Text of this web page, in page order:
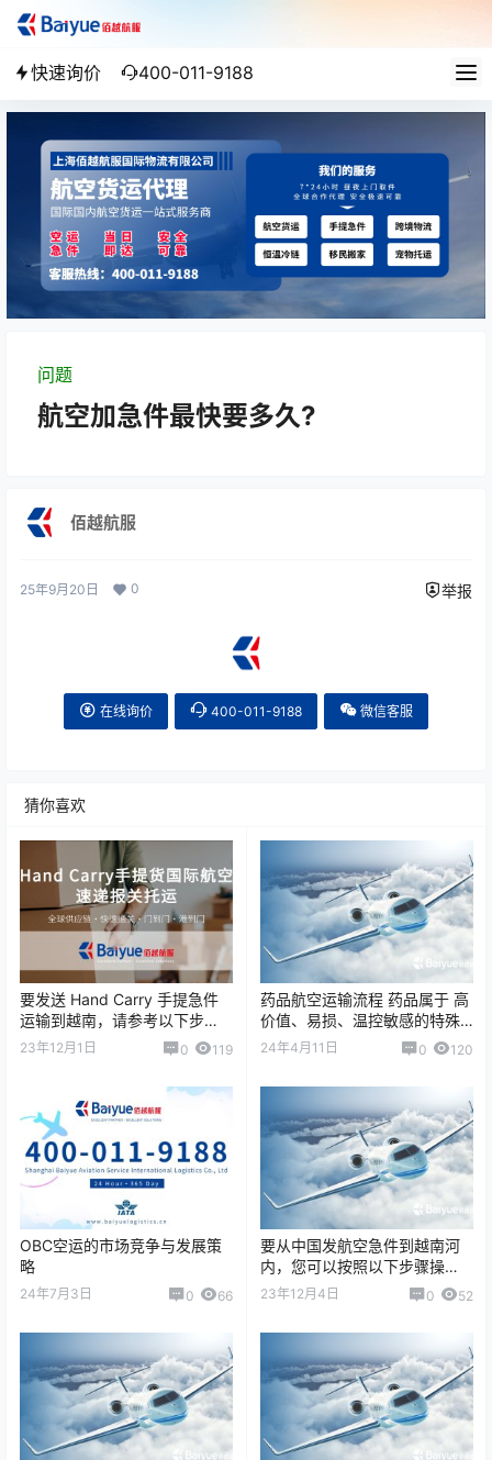
快速询价 400-011-9188
问题
航空加急件最快要多久?
佰越航服
25年9月20日 0 举报
在线询价 400-011-9188 微信客服
猜你喜欢
要发送 Hand Carry 手提急件
运输到越南，请参考以下步
骤： 1. 选择一家靠谱的 Hand
23年12月1日 0 119
药品航空运输流程 药品属于 高
价值、易损、温控敏感的特殊
货物，在空运过程中需要严格
遵守运输规范，以确保药品质
量和安全。 …
24年4月11日 0 120
OBC空运的市场竞争与发展策
略
24年7月3日 0 66
要从中国发航空急件到越南河
内，您可以按照以下步骤操
作： 1.选择快递公司 确定一家
提供国际空运服务的快递公
司。上海佰越航…
23年12月4日 0 52